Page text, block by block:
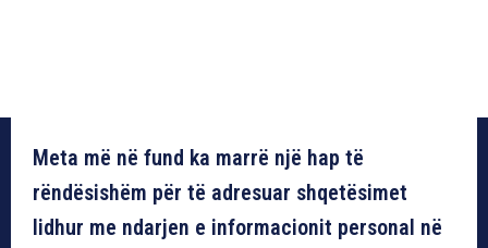
Meta më në fund ka marrë një hap të
rëndësishëm për të adresuar shqetësimet
lidhur me ndarjen e informacionit personal në